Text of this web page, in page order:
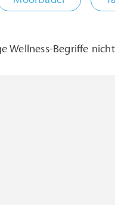
Wellness-Begriffe